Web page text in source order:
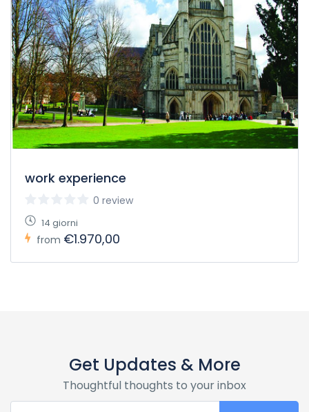
work experience
0 review
14 giorni
from €1.970,00
Get Updates & More
Thoughtful thoughts to your inbox